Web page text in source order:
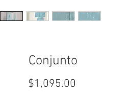
Conjunto
$1,095.00